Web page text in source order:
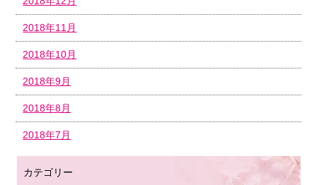
2018年11月
2018年10月
2018年9月
2018年8月
2018年7月
カテゴリー